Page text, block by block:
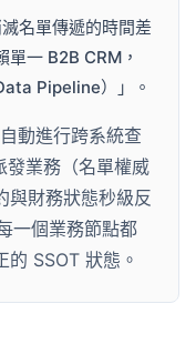
名單傳遞的時間差
一 B2B CRM，
Pipeline）」。
動進行跨系統查
發業務（名單權威
與財務狀態秒級反
一個業務節點都
SSOT 狀態。